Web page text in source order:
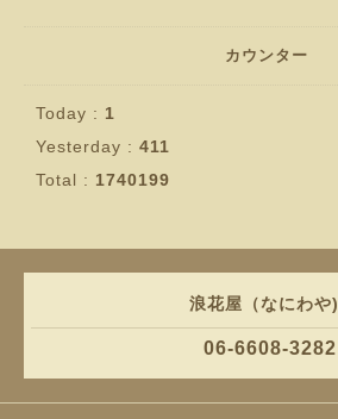
カウンター
Today : 1
Yesterday : 411
Total : 1740199
浪花屋（なにわや)
06-6608-3282